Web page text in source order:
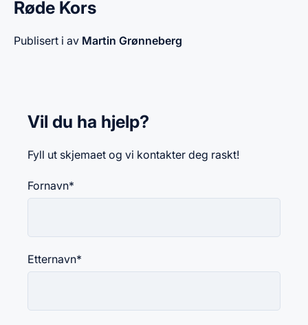
Røde Kors
Publisert i av Martin Grønneberg
Vil du ha hjelp?
Fyll ut skjemaet og vi kontakter deg raskt!
Fornavn*
Etternavn*